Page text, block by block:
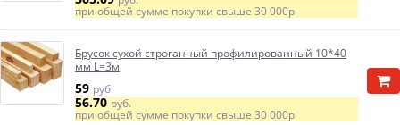
при общей сумме покупки свыше 30 000р
Брусок сухой строганный профилированный 10*40
мм L=3м
59 руб.
56.70руб.
при общей сумме покупки свыше 30 000р